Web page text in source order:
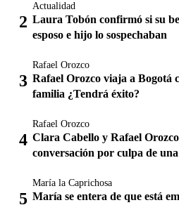
Actualidad
Laura Tobón confirmó si su
esposo e hijo lo sospechaban
Rafael Orozco
Rafael Orozco viaja a Bogotá
familia ¿Tendrá éxito?
Rafael Orozco
Clara Cabello y Rafael
conversación por culpa de
María la Caprichosa
María se entera de que está